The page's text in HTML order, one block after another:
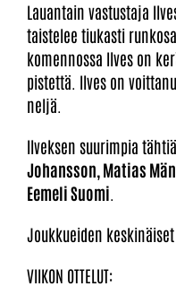
Lauantain vastustaja
taistelee tiukasti
komennossa Ilves on
pistettä. Ilves on
neljä.
Ilveksen suurimpia
Johansson, Matias
Eemeli Suomi
Joukkueiden
VIIKON OTTELUT: